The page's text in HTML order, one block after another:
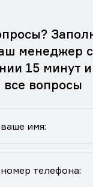
менеджер
15 минут
все вопросы